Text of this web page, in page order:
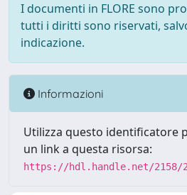
I documenti in FLORE sono
tutti i diritti sono riservati,
indicazione.
Informazioni
Utilizza questo identificatore
un link a questa risorsa:
https://hdl.handle.net/2158/